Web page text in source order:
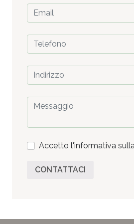
Accetto l'informativa
CONTATTACI